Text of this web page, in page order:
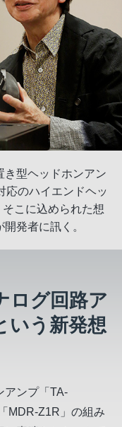
き型ヘッドホンアン
応のハイエンドヘッ
こに込められた想
発者に訊く。
ログ回路ア
いう新発想
アンプ「TA-
MDR-Z1R」の組み